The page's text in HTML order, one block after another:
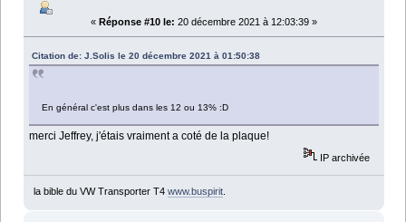
« Réponse #10 le: 20 décembre 2021 à 12:03:39 »
Citation de: J.Solis le 20 décembre 2021 à 01:50:38
En général c'est plus dans les 12 ou 13% :D
merci Jeffrey, j'étais vraiment a coté de la plaque!
IP archivée
la bible du VW Transporter T4 www.buspirit.